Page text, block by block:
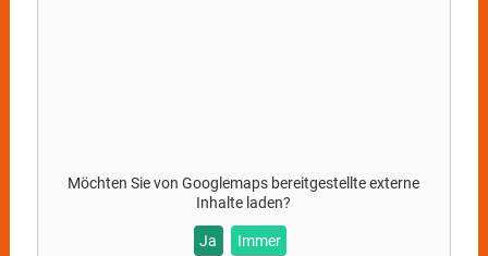
Möchten Sie vonGooglemaps bereitgestellte externe
Inhalte laden?
Ja Immer